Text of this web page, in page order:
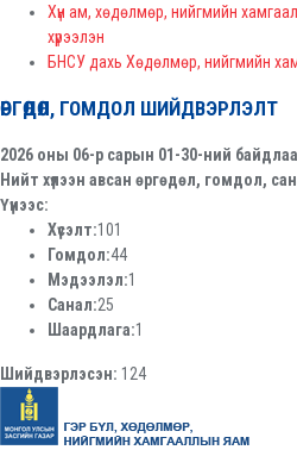
Хүн ам, хөдөлмөр, нийгмийн
хүрээлэн
БНСУ дахь Хөдөлмөр, нийгмийн
ӨРГӨДӨЛ, ГОМДОЛ ШИЙДВЭРЛЭЛТ
2026 оны 06-р сарын 01-30-ний
Нийт хүлээн авсан өргөдөл, гомдол,
Үүнээс:
Хүсэлт:101
Гомдол:44
Мэдээлэл:1
Санал:25
Шаардлага:1
Шийдвэрлэсэн: 124